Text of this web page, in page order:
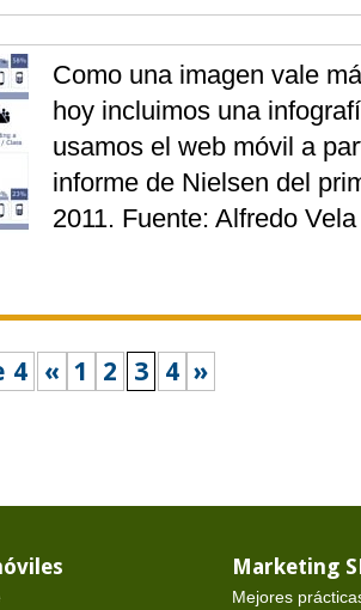
Como una imagen vale
hoy incluimos una
usamos el web móvil a
informe de Nielsen del
2011. Fuente: Alfredo Vela
4 « 1 2 3 4 »
Marketing
Mejores